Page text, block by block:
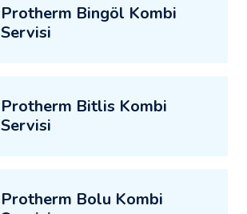
Protherm Bingöl Kombi
Servisi
Protherm Bitlis Kombi
Servisi
Protherm Bolu Kombi